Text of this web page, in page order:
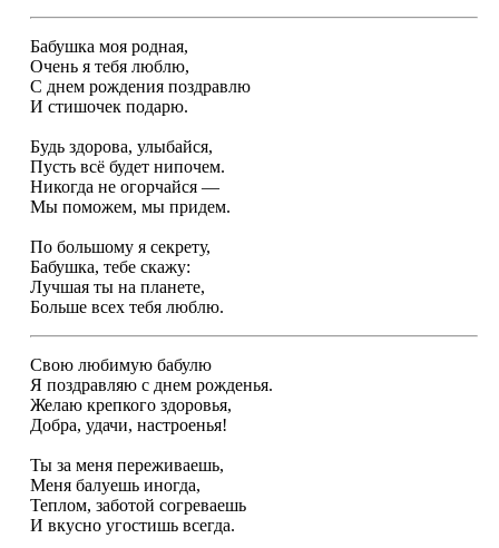
Бабушка моя родная,
Очень я тебя люблю,
С днем рождения поздравлю
И стишочек подарю.
Будь здорова, улыбайся,
Пусть всё будет нипочем.
Никогда не огорчайся —
Мы поможем, мы придем.
По большому я секрету,
Бабушка, тебе скажу:
Лучшая ты на планете,
Больше всех тебя люблю.
Свою любимую бабулю
Я поздравляю с днем рожденья.
Желаю крепкого здоровья,
Добра, удачи, настроенья!
Ты за меня переживаешь,
Меня балуешь иногда,
Теплом, заботой согреваешь
И вкусно угостишь всегда.